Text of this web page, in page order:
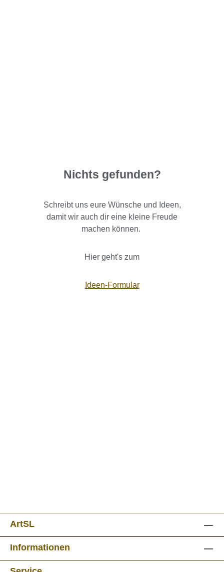
Nichts gefunden?
Schreibt uns eure Wünsche und Ideen,
damit wir auch dir eine kleine Freude
machen können.
Hier geht's zum
Ideen-Formular
ArtSL
Informationen